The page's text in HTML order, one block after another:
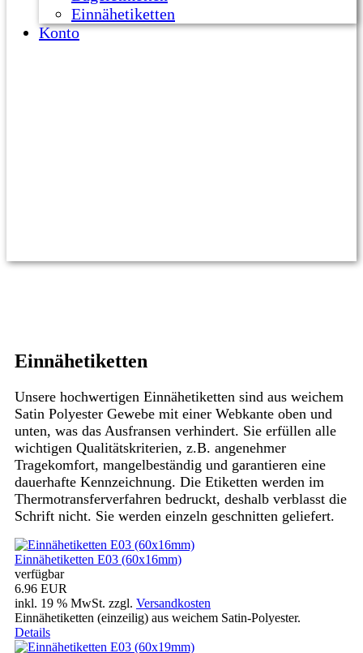
Einnähetiketten
Konto
Einnähetiketten
Unsere hochwertigen Einnähetiketten sind aus weichem
Satin Polyester Gewebe mit einer Webkante oben und
unten, was das Ausfransen verhindert. Sie erfüllen alle
wichtigen Qualitätskriterien, z.B. angenehmer
Tragekomfort, mangelbeständig und garantieren eine
dauerhafte Kennzeichnung. Die Etiketten werden im
Thermotransferverfahren bedruckt, deshalb verblasst die
Schrift nicht. Sie werden einzeln geschnitten geliefert.
Einnähetiketten E03 (60x16mm)
verfügbar
6.96 EUR
inkl. 19 % MwSt. zzgl. Versandkosten
Einnähetiketten (einzeilig) aus weichem Satin-Polyester.
Details